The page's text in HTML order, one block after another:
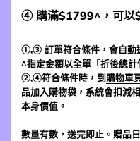
④ 購滿$1799^，可以
①,③ 訂單符合條件，會自動
^指定金額以全單「折後總計
②,④符合條件時，到 購物車
品加入購物袋，系統會扣減
本身價值。
數量有數，送完即止。贈品